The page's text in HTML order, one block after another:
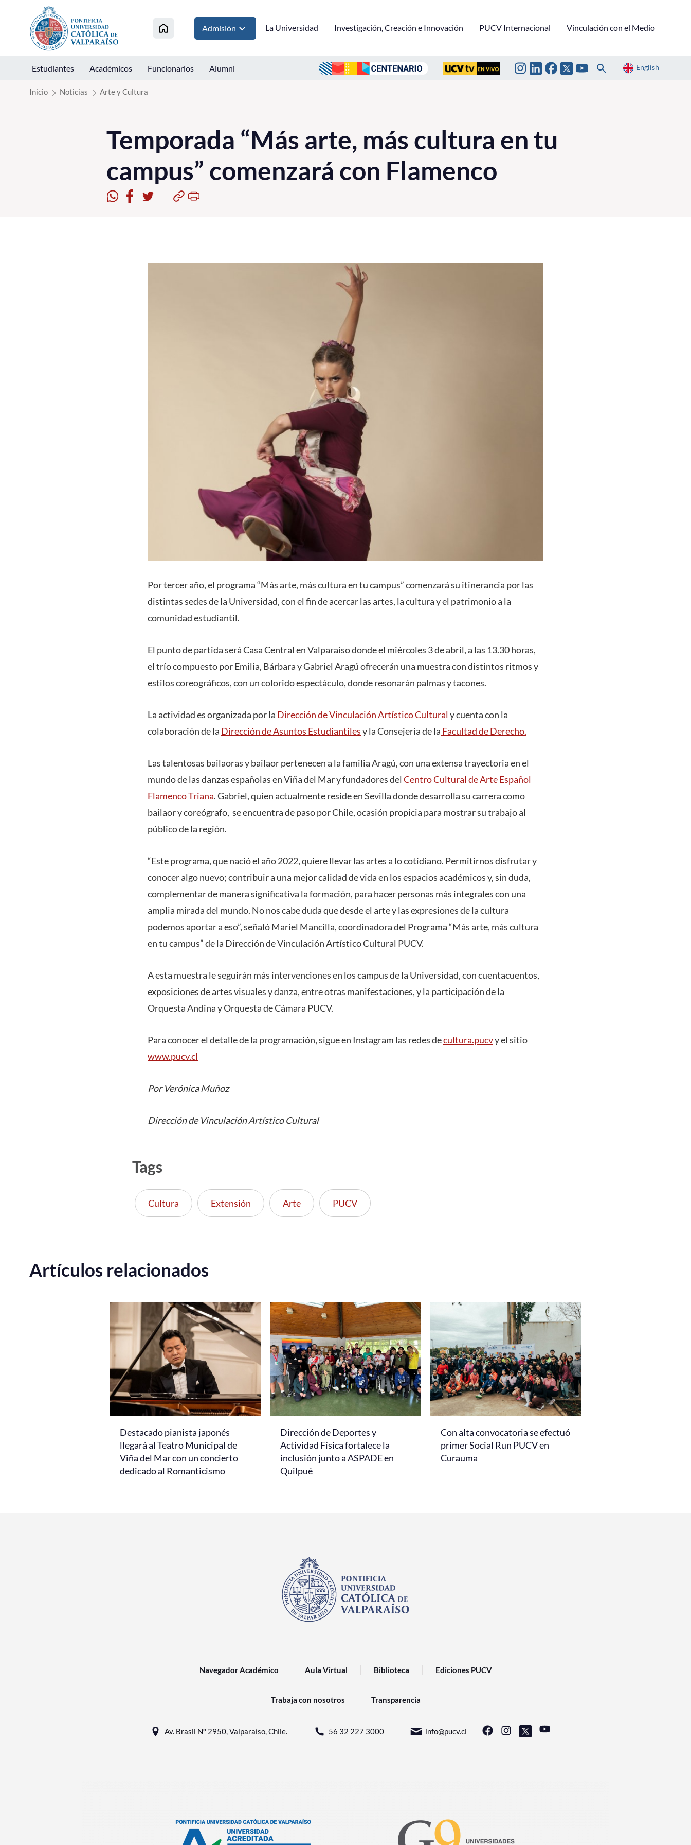
Click acá para ir directamente al contenido
Admisión La Universidad Investigación, Creación e Innovación PUCV Internacional Vinculación con el Medio
Estudiantes Académicos Funcionarios Alumni English
Inicio Noticias Arte y Cultura
Temporada “Más arte, más cultura en tu
campus” comenzará con Flamenco
Por tercer año, el programa “Más arte, más cultura en tu campus” comenzará su itinerancia por las
distintas sedes de la Universidad, con el fin de acercar las artes, la cultura y el patrimonio a la
comunidad estudiantil.
El punto de partida será Casa Central en Valparaíso donde el miércoles 3 de abril, a las 13.30 horas,
el trío compuesto por Emilia, Bárbara y Gabriel Aragú ofrecerán una muestra con distintos ritmos y
estilos coreográficos, con un colorido espectáculo, donde resonarán palmas y tacones.
La actividad es organizada por la Dirección de Vinculación Artístico Cultural y cuenta con la
colaboración de la Dirección de Asuntos Estudiantilesy la Consejería de la Facultad de Derecho.
Las talentosas bailaoras y bailaor pertenecen a la familia Aragú, con una extensa trayectoria en el
mundo de las danzas españolas en Viña del Mar y fundadores del Centro Cultural de Arte Español
Flamenco Triana. Gabriel, quien actualmente reside en Sevilla donde desarrolla su carrera como
bailaor y coreógrafo, se encuentra de paso por Chile, ocasión propicia para mostrar su trabajo al
público de la región.
“Este programa, que nació el año 2022, quiere llevar las artes a lo cotidiano. Permitirnos disfrutar y
conocer algo nuevo; contribuir a una mejor calidad de vida en los espacios académicos y, sin duda,
complementar de manera significativa la formación, para hacer personas más integrales con una
amplia mirada del mundo. No nos cabe duda que desde el arte y las expresiones de la cultura
podemos aportar a eso”, señaló Mariel Mancilla, coordinadora del Programa “Más arte, más cultura
en tu campus” de la Dirección de Vinculación Artístico Cultural PUCV.
A esta muestra le seguirán más intervenciones en los campus de la Universidad, con cuentacuentos,
exposiciones de artes visuales y danza, entre otras manifestaciones, y la participación de la
Orquesta Andina y Orquesta de Cámara PUCV.
Para conocer el detalle de la programación, sigue en Instagram las redes decultura.pucvy el sitio
www.pucv.cl
Por Verónica Muñoz
Dirección de Vinculación Artístico Cultural
Tags
Cultura Extensión Arte PUCV
Artículos relacionados
Destacado pianista japonés
llegará al Teatro Municipal de
Viña del Mar con un concierto
dedicado al Romanticismo
Dirección de Deportes y
Actividad Física fortalece la
inclusión junto a ASPADE en
Quilpué
Con alta convocatoria se efectuó
primer Social Run PUCV en
Curauma
Navegador Académico Aula Virtual Biblioteca Ediciones PUCV
Trabaja con nosotros Transparencia
Av. Brasil N° 2950, Valparaíso, Chile. 56 32 227 3000 info@pucv.cl